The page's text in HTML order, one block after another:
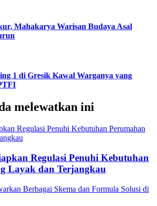
Mahakarya Warisan Budaya Asal
1 di Gresik Kawal Warganya yang
melewatkan ini
Regulasi Penuhi Kebutuhan
Layak dan Terjangkau